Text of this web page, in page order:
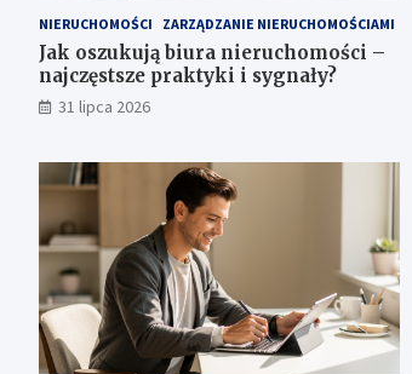
NIERUCHOMOŚCI ZARZĄDZANIE NIERUCHOMOŚCIAMI
Jak oszukują biura nieruchomości –
najczęstsze praktyki i sygnały?
31 lipca 2026